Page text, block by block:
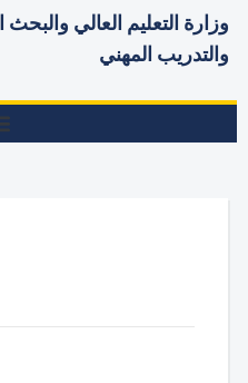
وزارة التعليم العالي والبحث
والتدريب المهني